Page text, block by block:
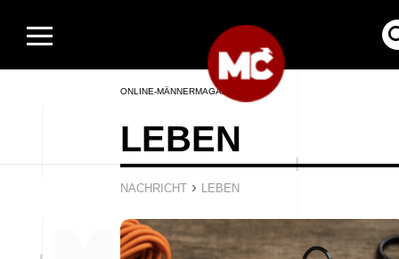
ONLINE-MÄNNERMAGAZIN
LEBEN
NACHRICHT › LEBEN